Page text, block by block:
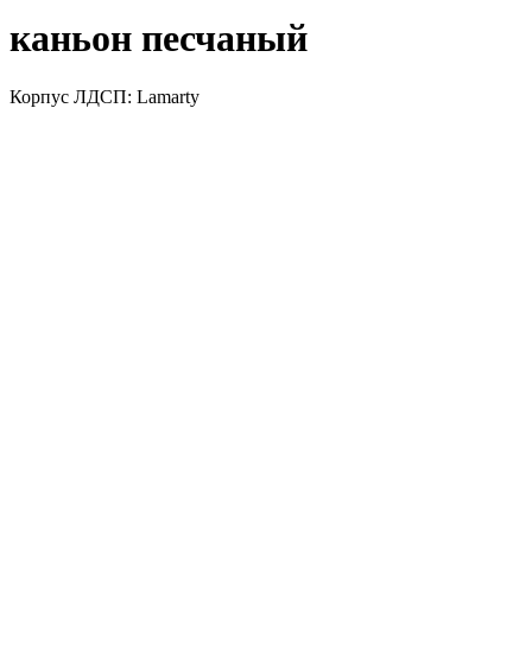
каньон песчаный
Корпус ЛДСП: Lamarty